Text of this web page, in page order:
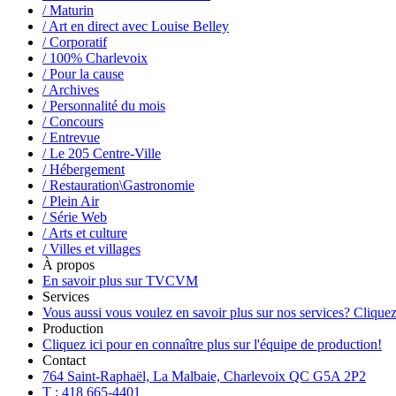
/ Maturin
/ Art en direct avec Louise Belley
/ Corporatif
/ 100% Charlevoix
/ Pour la cause
/ Archives
/ Personnalité du mois
/ Concours
/ Entrevue
/ Le 205 Centre-Ville
/ Hébergement
/ Restauration\Gastronomie
/ Plein Air
/ Série Web
/ Arts et culture
/ Villes et villages
À propos
En savoir plus sur TVCVM
Services
Vous aussi vous voulez en savoir plus sur nos services?
Production
Cliquez ici pour en connaître plus sur l'équipe de production!
Contact
764 Saint-Raphaël, La Malbaie, Charlevoix QC G5A 2P2
T : 418 665-4401